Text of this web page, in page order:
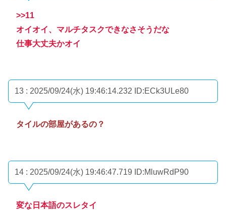
>>11
オイオイ、マルチタスクできなさそうだな
仕事大丈夫かオイ
13 : 2025/09/24(水) 19:46:14.232 ID:ECk3ULe80
タイルの部屋があるの？
14 : 2025/09/24(水) 19:46:47.719 ID:MluwRdP90
変な日本語のスレタイ